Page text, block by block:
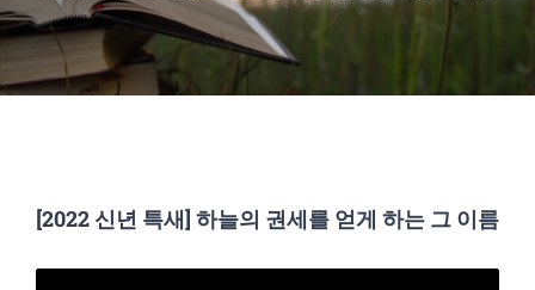
[2022 신년 특새] 하늘의 권세를 얻게 하는 그 이름